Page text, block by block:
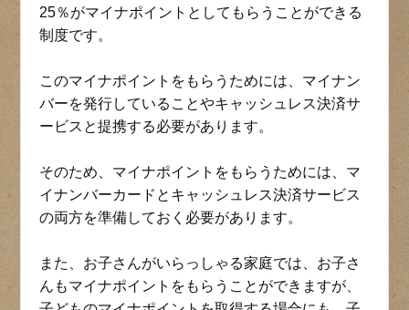
25％がマイナポイントとしてもらうことができる
制度です。
このマイナポイントをもらうためには、マイナン
バーを発行していることやキャッシュレス決済サ
ービスと提携する必要があります。
そのため、マイナポイントをもらうためには、マ
イナンバーカードとキャッシュレス決済サービス
の両方を準備しておく必要があります。
また、お子さんがいらっしゃる家庭では、お子さ
んもマイナポイントをもらうことができますが、